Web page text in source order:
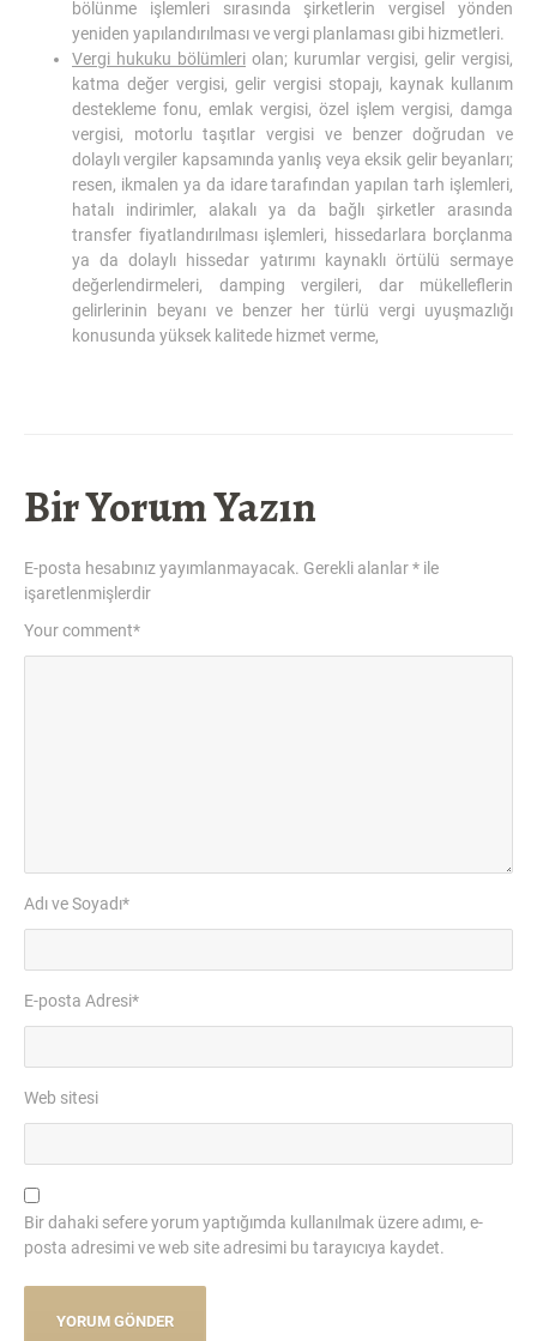
bölünme işlemleri sırasında şirketlerin vergisel yönden
yeniden yapılandırılması ve vergi planlaması gibi hizmetleri.
Vergi hukuku bölümleri olan; kurumlar vergisi, gelir vergisi,
katma değer vergisi, gelir vergisi stopajı, kaynak kullanım
destekleme fonu, emlak vergisi, özel işlem vergisi, damga
vergisi, motorlu taşıtlar vergisi ve benzer doğrudan ve
dolaylı vergiler kapsamında yanlış veya eksik gelir beyanları;
resen, ikmalen ya da idare tarafından yapılan tarh işlemleri,
hatalı indirimler, alakalı ya da bağlı şirketler arasında
transfer fiyatlandırılması işlemleri, hissedarlara borçlanma
ya da dolaylı hissedar yatırımı kaynaklı örtülü sermaye
değerlendirmeleri, damping vergileri, dar mükelleflerin
gelirlerinin beyanı ve benzer her türlü vergi uyuşmazlığı
konusunda yüksek kalitede hizmet verme,
Bir Yorum Yazın
E-posta hesabınız yayımlanmayacak. Gerekli alanlar* ile
işaretlenmişlerdir
Your comment*
Adı ve Soyadı*
E-posta Adresi*
Web sitesi
Bir dahaki sefere yorum yaptığımda kullanılmak üzere adımı, e-
posta adresimi ve web site adresimi bu tarayıcıya kaydet.